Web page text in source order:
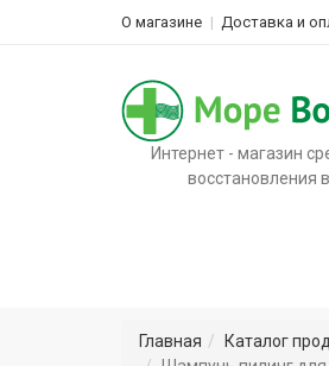
О магазине Доставка и
Интернет - магазин
восстановления
Главная Каталог